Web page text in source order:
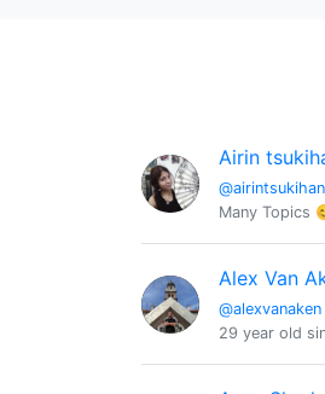
Airin
Many Topics
Alex Van
@alexvanaken
29 year old